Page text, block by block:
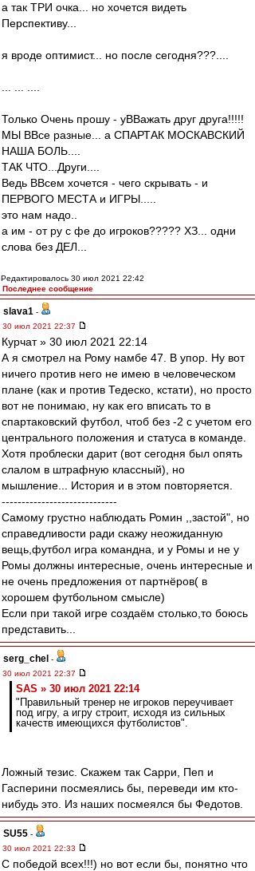
а так ТРИ очка... но хочется видеть
Перспективу...
я вроде оптимист... но после сегодня???....
Только Очень прошу - уВВажать друг друга!!!!!
МЫ ВВсе разные... а СПАРТАК МОСКАВСКИЙ
НАША БОЛЬ....
ТАК ЧТО...Други....
Ведь ВВсем хочется - чего скрывать - и
ПЕРВОГО МЕСТА и ИГРЫ.....
это нам надо..
а им - от ру с фе до игроков????? ХЗ... одни
слова без ДЕЛ...
Редактировалось 30 июл 2021 22:42
Последнее сообщение
slava1 -
30 июл 2021 22:37
Курчат » 30 июл 2021 22:14
А я смотрел на Рому намбе 47. В упор. Ну вот
ничего против него не имею в человеческом
плане (как и против Тедеско, кстати), но просто
вот не понимаю, ну как его вписать то в
спартаковский футбол, чтоб без -2 с учетом его
центрального положения и статуса в команде.
Хотя проблески дарит (вот сегодня был опять
слалом в штрафную классный), но
мышление... История и в этом повторяется.
-----------------------------
Cамому грустно наблюдать Ромин ,,застой", но
справедливости ради скажу неожиданную
вещь,футбол игра командна, и у Ромы и не у
Ромы должны интересные, очень интересныe и
не очень предложения от партнёров( в
хорошем футбольном смысле)
Если при такой игре создаём столько,то боюсь
представить...
serg_chel -
30 июл 2021 22:37
SAS » 30 июл 2021 22:14
"Правильный тренер не игроков переучивает
под игру, а игру строит, исходя из сильных
качеств имеющихся футболистов".
Ложный тезис. Скажем так Сарри, Пеп и
Гасперини посмеялись бы, переведи им кто-
нибудь это. Из наших посмеялся бы Федотов.
SU55 -
30 июл 2021 22:33
С победой всех!!!) но вот если бы, понятно что